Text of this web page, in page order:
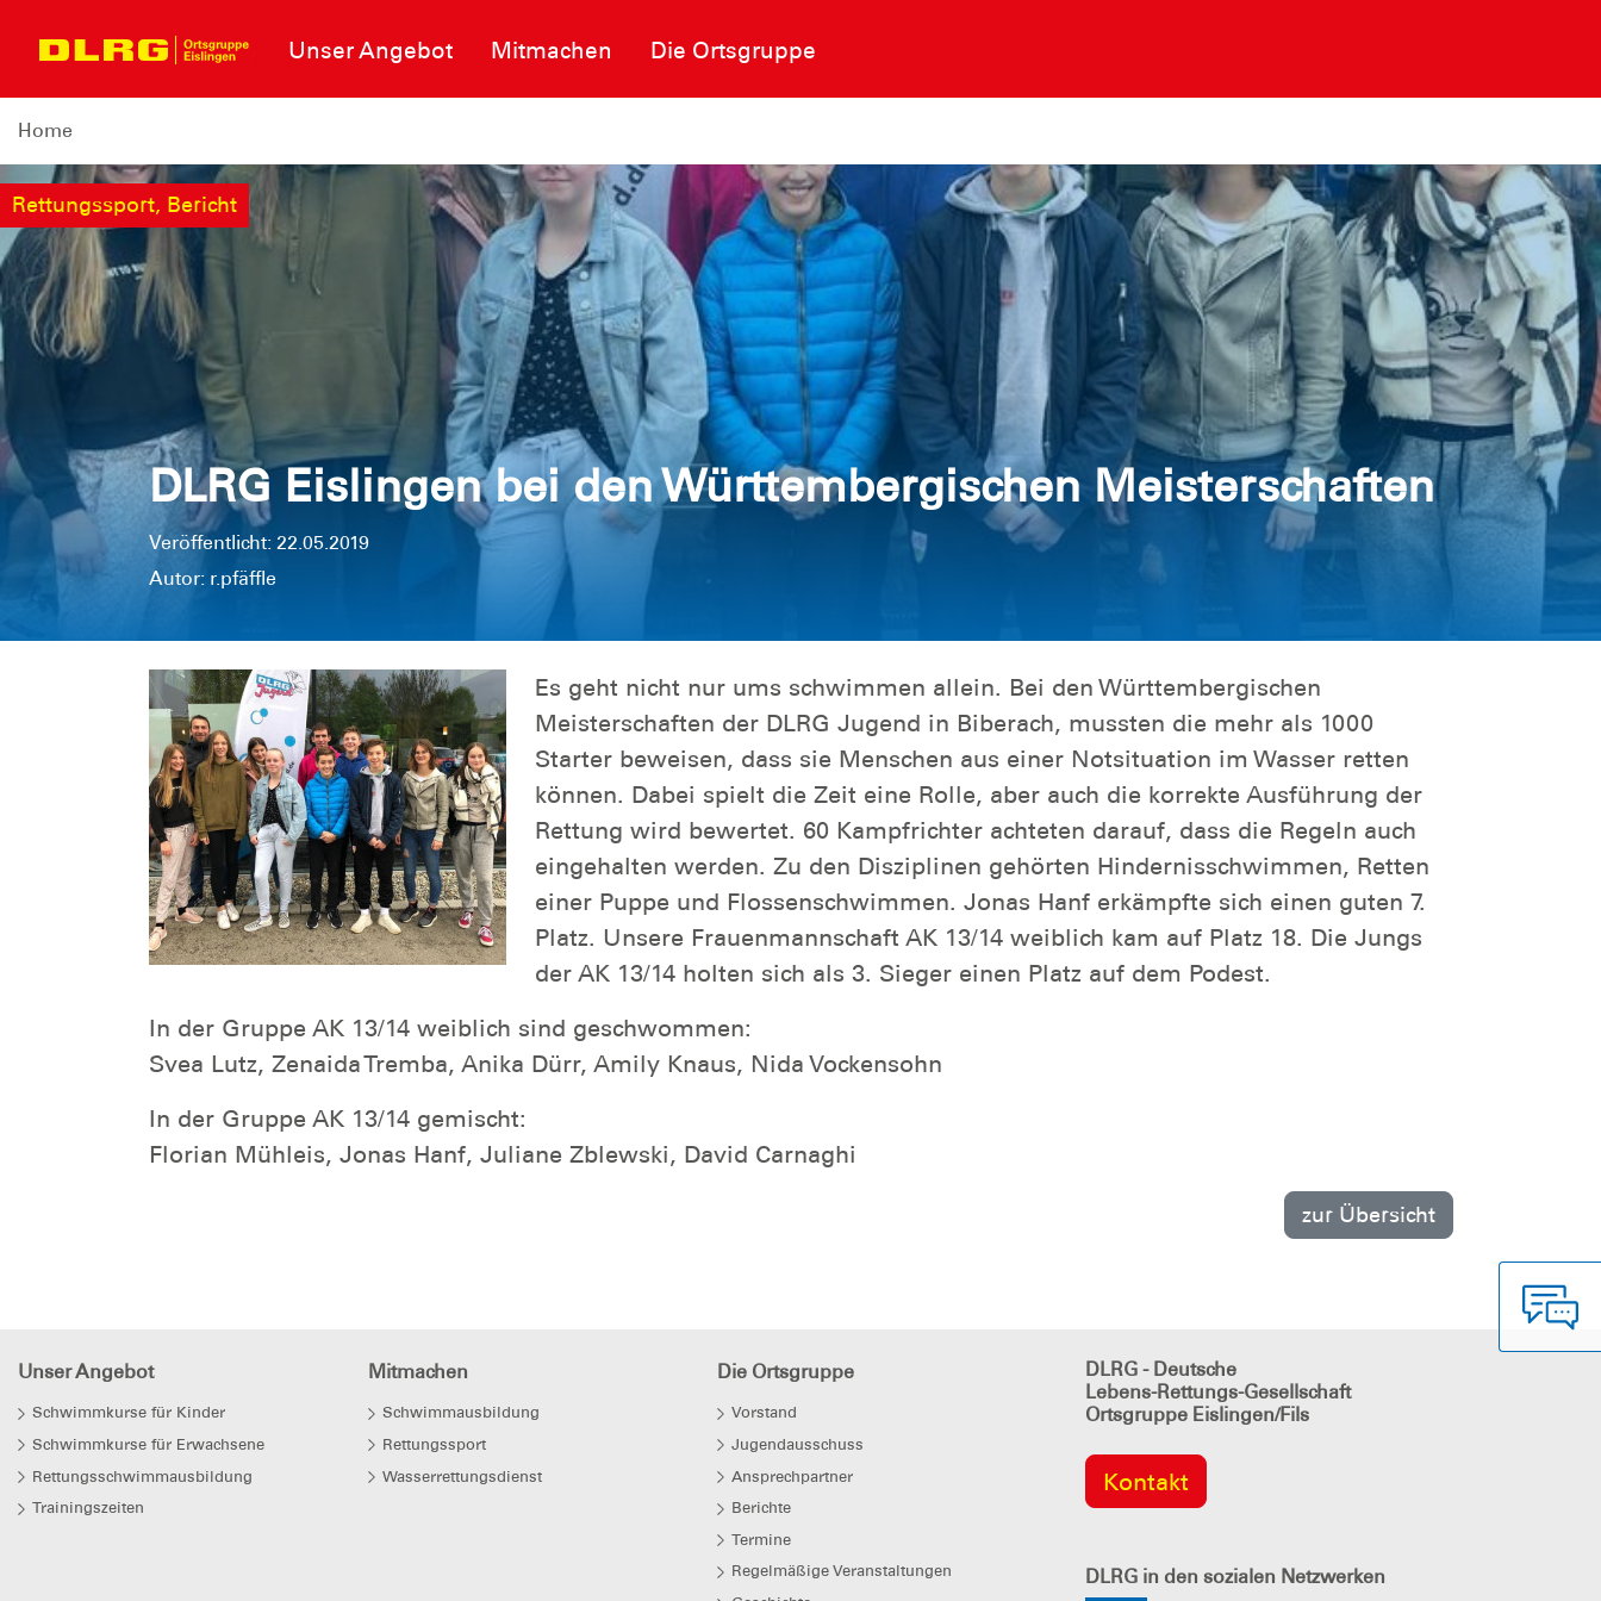
Unser Angebot Mitmachen Die Ortsgruppe
Home
Rettungssport, Bericht
DLRG Eislingen bei den Württembergischen Meisterschaften
Veröffentlicht: 22.05.2019
Autor: r.pfäffle
Es geht nicht nur ums schwimmen allein. Bei den Württembergischen
Meisterschaften der DLRG Jugend in Biberach, mussten die mehr als 1000
Starter beweisen, dass sie Menschen aus einer Notsituation im Wasser retten
können. Dabei spielt die Zeit eine Rolle, aber auch die korrekte Ausführung der
Rettung wird bewertet. 60 Kampfrichter achteten darauf, dass die Regeln auch
eingehalten werden. Zu den Disziplinen gehörten Hindernisschwimmen, Retten
einer Puppe und Flossenschwimmen. Jonas Hanf erkämpfte sich einen guten 7.
Platz. Unsere Frauenmannschaft AK 13/14 weiblich kam auf Platz 18. Die Jungs
der AK 13/14 holten sich als 3. Sieger einen Platz auf dem Podest.
In der Gruppe AK 13/14 weiblich sind geschwommen:
Svea Lutz, Zenaida Tremba, Anika Dürr, Amily Knaus, Nida Vockensohn
In der Gruppe AK 13/14 gemischt:
Florian Mühleis, Jonas Hanf, Juliane Zblewski, David Carnaghi
zur Übersicht
Unser Angebot
Schwimmkurse für Kinder
Schwimmkurse für Erwachsene
Rettungsschwimmausbildung
Trainingszeiten
Mitmachen
Schwimmausbildung
Rettungssport
Wasserrettungsdienst
Die Ortsgruppe
Vorstand
Jugendausschuss
Ansprechpartner
Berichte
Termine
Regelmäßige Veranstaltungen
DLRG - Deutsche
Lebens-Rettungs-Gesellschaft
Ortsgruppe Eislingen/Fils
Kontakt
DLRG in den sozialen Netzwerken